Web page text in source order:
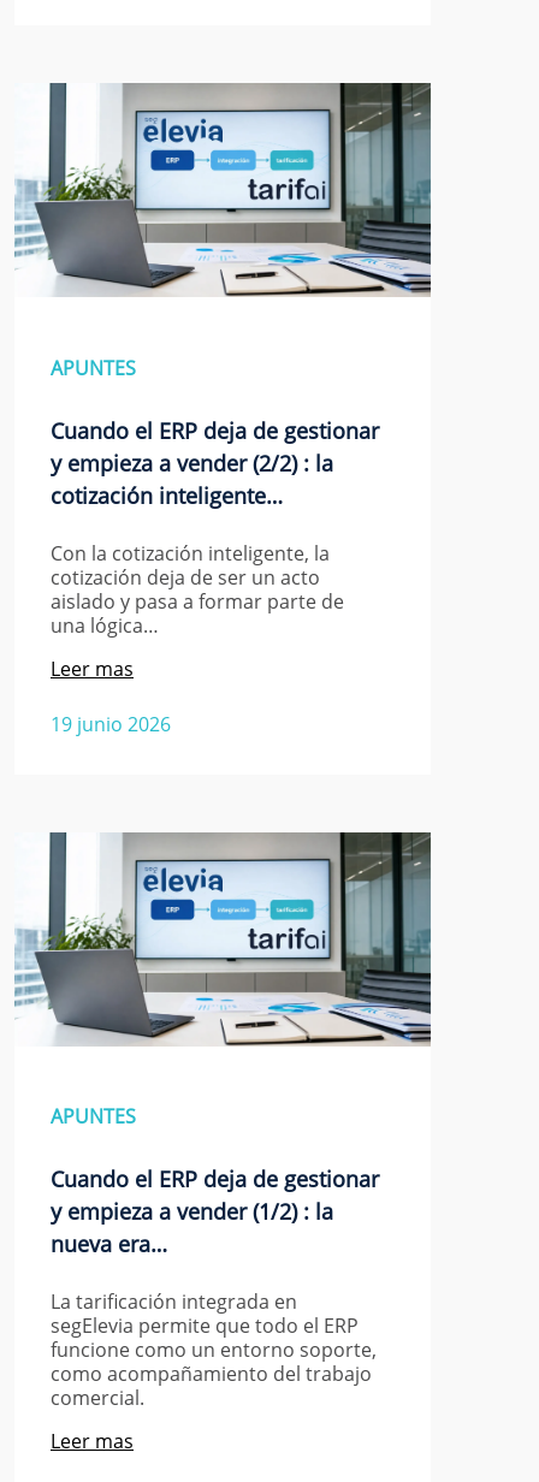
APUNTES
Cuando el ERP deja de gestionar
y empieza a vender (2/2) : la
cotización inteligente…
Con la cotización inteligente, la
cotización deja de ser un acto
aislado y pasa a formar parte de
una lógica…
19 junio 2026
Leer mas
APUNTES
Cuando el ERP deja de gestionar
y empieza a vender (1/2) : la
nueva era…
La tarificación integrada en
segElevia permite que todo el ERP
funcione como un entorno soporte,
como acompañamiento del trabajo
comercial.
Leer mas